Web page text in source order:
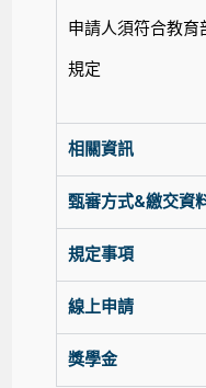
申請人須符合教育
規定
相關資訊
甄審方式&繳交資
規定事項
線上申請
獎學金